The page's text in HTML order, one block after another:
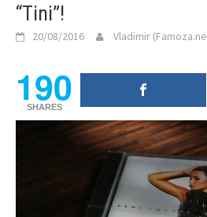
“Tini”!
20/08/2016 Vladimir
190
SHARES